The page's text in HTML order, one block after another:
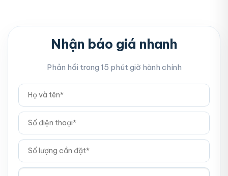
Nhận báo giá nhanh
Phản hồi trong 15 phút giờ hành chính